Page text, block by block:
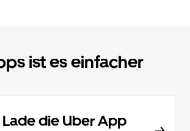
ist es einfacher
Lade die Uber App